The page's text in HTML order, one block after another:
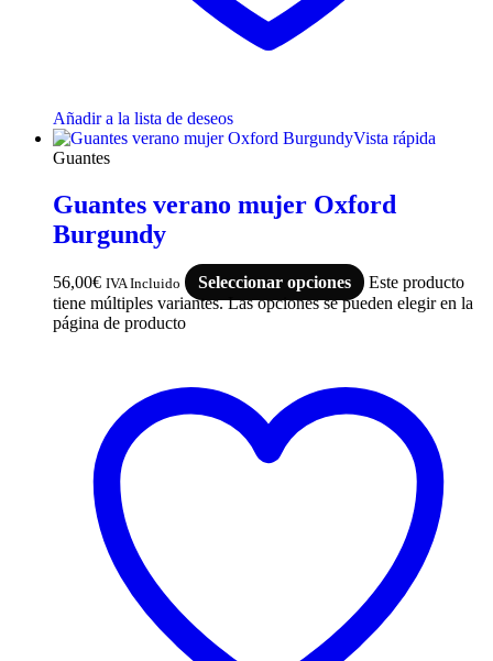
Añadir a la lista de deseos
Vista rápida
Guantes
Guantes verano mujer Oxford
Burgundy
56,00€ IVA Incluido Seleccionar opciones
Este producto
tiene múltiples variantes. Las opciones se pueden elegir en la
página de producto